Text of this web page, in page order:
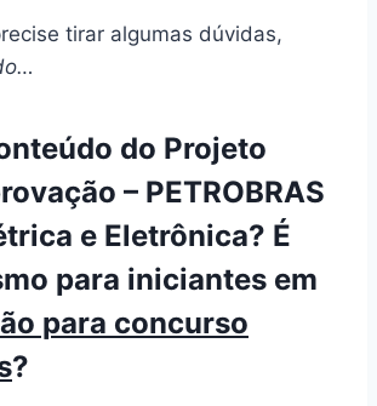
tirar algumas dúvidas,
do Projeto
– PETROBRAS
e Eletrônica? É
para iniciantes em
para concurso
?